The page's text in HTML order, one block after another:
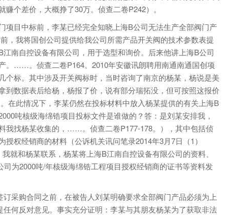
个差价，大概挣了30万。侦查二卷P242）。
目中标前，李某已经完全知晓上海B公司无法生产全部阀门产
，我将国创公司提供给我公司所需产品开关阀的技术参数表提
南自控设备有限公司，用于选型和询价。后来他讲上海B公司
。……。侦查二卷P164。2010年安徽讯朗聘用南通南通国创项
个标。其中涉及开关阀标时，当时咨询了南京的杨某，杨说是美
到数据表后给杨，杨报了价，说有部分瑞拓没，但可按照这报价
在此情况下，李某仍然在投标材料中放入杨某提供的有关上海B
吨核级海绵锆项目投标文件是谁做的？答：是刘某安排我，
我找杨某收集的，……。侦查二卷P177-178。），其中包括侦
授权经销商的材料（公诉机关讯问笔录2014年3月7日（1）
就和杨某联系，杨某将上海B江南自控设备有限公司的资料、
为2000吨/年核级海绵锆工程项目授权经销商的证书等资料发
采购合同之前，在被告人刘某明确要求全部阀门产品必须为上
何反对意见。事实充分证明：李某与其朋友杨某为了获取非法